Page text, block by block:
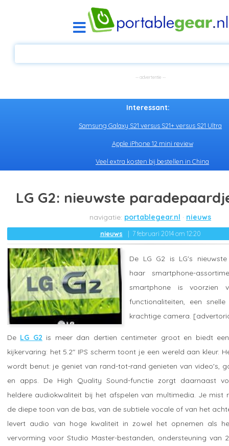
Interessant:
Samsung Galaxy S21 versus S21+ versus S21 Ultra
Apple iPhone 12 mini review
Veel extra kosten bij bestellen in China
LG G2: nieuwste
portablegear.nl nieuws
nieuws 7 februari 2014 om 12:20
De LG G2 is LG's
haar smartphone-
smartphone is voorzien
functionaliteiten, een
krachtige camera.
De LG G2 is meer dan dertien centimeter groot en biedt
kijkervaring: het 5.2" IPS scherm toont je een wereld aan kleur.
wordt benut: je geniet van rand-tot-rand genieten van video's,
en apps. De High Quality Sound-functie zorgt daarnaast
heldere audiokwaliteit bij het afspelen van multimedia. Je mist
de diepe toon van de bas, van de subtiele vocale of van het
levert audio van hoge kwaliteit in zowel het opnemen als
vervorming voor Studio Master-bestanden, ondersteuning van